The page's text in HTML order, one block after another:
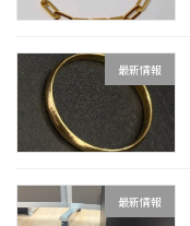
最新情報
最新情報